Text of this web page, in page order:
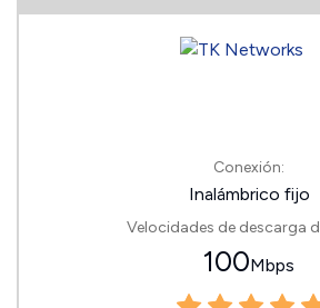
Conexión:
Inalámbrico fijo
Velocidades de descarga
100Mbps